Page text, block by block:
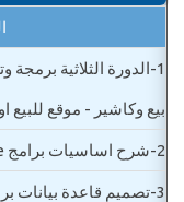
1- الدورة الثلاثية
بيع وكاشير - موقع للبيع
2- شرح اساسيات برامج Point of sale
3-